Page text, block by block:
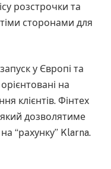
розстрочки та
сторонами для
у Європі та
на
клієнтів. Фінтех
який дозволятиме
“рахунку” Klarna.